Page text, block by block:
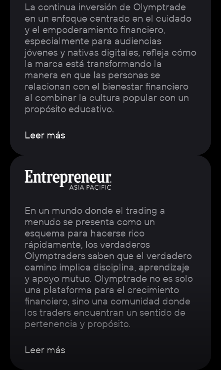
La continua inversión de Olymptrade
en un enfoque centrado en el cuidado
y el empoderamiento financiero,
especialmente para audiencias
jóvenes y nativas digitales, refleja cómo
la marca está transformando la
manera en que las personas se
relacionan con el bienestar financiero
al combinar la cultura popular con un
propósito educativo.
Leer más
En un mundo donde el trading a
menudo se presenta como un
esquema para hacerse rico
rápidamente, los verdaderos
Olymptraders saben que el verdadero
camino implica disciplina, aprendizaje
y apoyo mutuo. Olymptrade no es solo
una plataforma para el crecimiento
financiero, sino una comunidad donde
los traders encuentran un sentido de
pertenencia y propósito.
Leer más